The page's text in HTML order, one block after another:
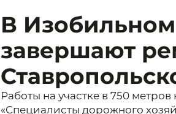
В
завершают
Работы на участке в 750
«Специалисты дорожного